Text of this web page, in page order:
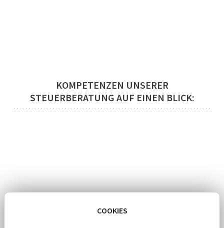
KOMPETENZEN UNSERER
STEUERBERATUNG AUF EINEN BLICK:
COOKIES